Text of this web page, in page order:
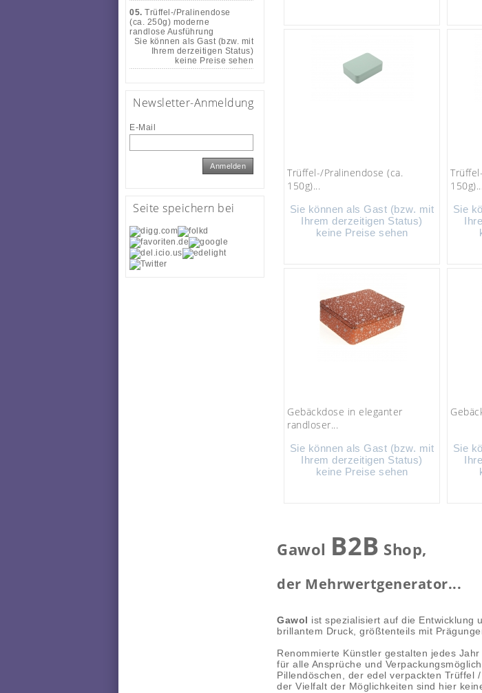
Trüffel-/Pralinendose (ca.
150g)...
Sie können als Gast (bzw. mit
Ihrem derzeitigen Status)
keine Preise sehen
150g)...
Sie
Gebäckdose in eleganter
randloser...
Sie können als Gast (bzw. mit
Ihrem derzeitigen Status)
keine Preise sehen
Sie
Gawol B2B Shop,
der Mehrwertgenerator...
Gawol ist spezialisiert auf die Entwicklung
brillantem Druck, größtenteils mit
Renommierte Künstler gestalten jedes
für alle Ansprüche und
Pillendöschen, der edel verpackten Trüffel
der Vielfalt der Möglichkeiten sind hier
05. Trüffel-/Pralinendose
(ca. 250g) moderne
randlose Ausführung
Sie können als Gast (bzw. mit
Ihrem derzeitigen Status)
keine Preise sehen
Newsletter-Anmeldung
E-Mail
Anmelden
Seite speichern bei